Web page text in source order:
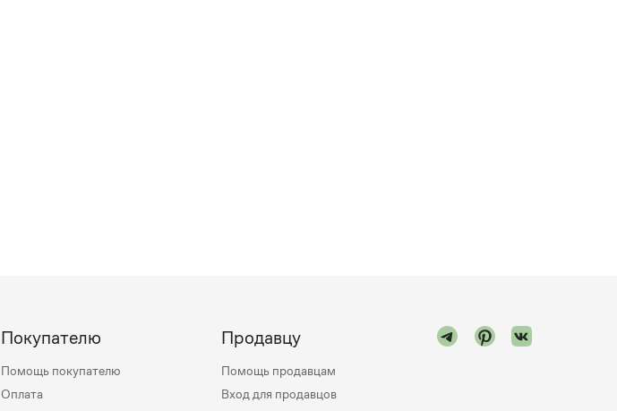
Покупателю
Помощь покупателю
Оплата
Продавцу
Помощь продавцам
Вход для продавцов